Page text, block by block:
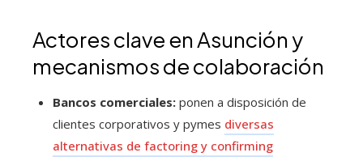
Actores clave en Asunción y
mecanismos de colaboración
Bancos comerciales: ponen a disposición de
clientes corporativos y pymes diversas
alternativas de factoring y confirming